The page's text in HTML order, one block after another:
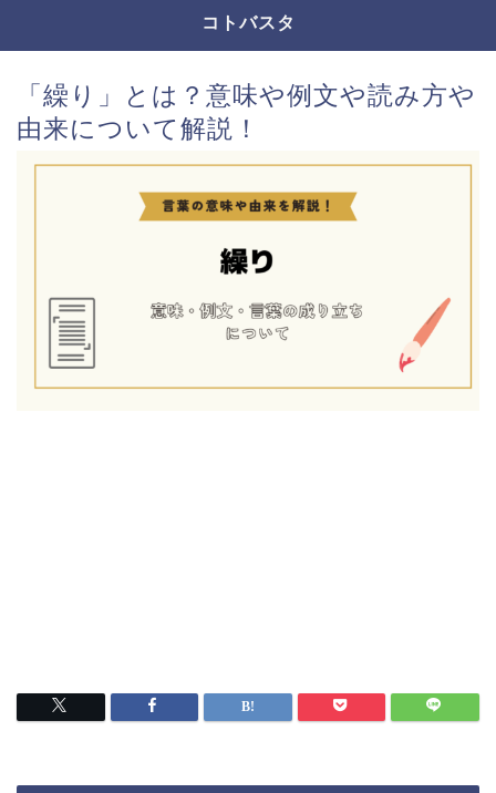
コトバスタ
「繰り」とは？意味や例文や読み方や
由来について解説！